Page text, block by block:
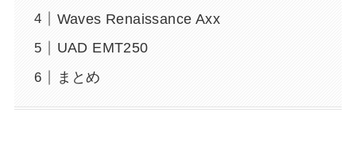
Waves Renaissance Axx
UAD EMT250
まとめ